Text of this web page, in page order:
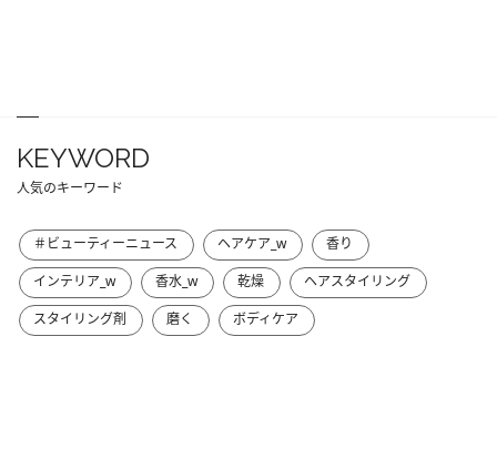
KEYWORD
人気のキーワード
＃ビューティーニュース ヘアケア_w
香り
インテリア_w
香水_w 乾燥
ヘアスタイリング
スタイリング剤
磨く ボディケア